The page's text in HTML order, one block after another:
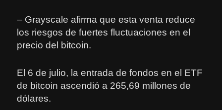
– Grayscale afirma que esta venta reduce
los riesgos de fuertes fluctuaciones en el
precio del bitcoin.
El 6 de julio, la entrada de fondos en el ETF
de bitcoin ascendió a 265,69 millones de
dólares.